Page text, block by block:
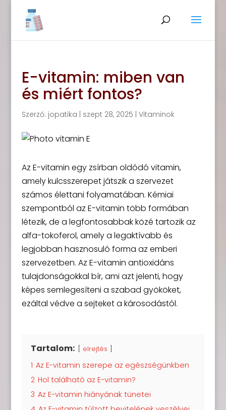
E-vitamin: miben van
és miért fontos?
Szerző: jopatika szept 28, 2025 Vitaminok
Az E-vitamin egy zsírban oldódó vitamin,
amely kulcsszerepet játszik a szervezet
számos élettani folyamatában. Kémiai
szempontból az E-vitamin több formában
létezik, de a legfontosabbak közé tartozik az
alfa-tokoferol, amely a legaktívabb és
legjobban hasznosuló forma az emberi
szervezetben. Az E-vitamin antioxidáns
tulajdonságokkal bír, ami azt jelenti, hogy
képes semlegesíteni a szabad gyököket,
ezáltal védve a sejteket a károsodástól.
Tartalom: elrejtés
1 Az E-vitamin szerepe az egészségünkben
2 Hol található az E-vitamin?
3 Az E-vitamin hiányának tünetei